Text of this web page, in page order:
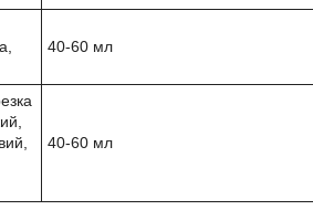
40-60 мл
40-60 мл